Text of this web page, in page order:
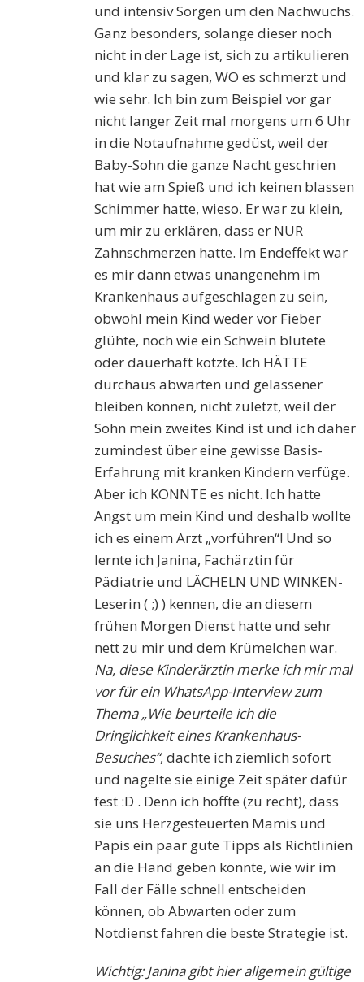
und intensiv Sorgen um den Nachwuchs.
Ganz besonders, solange dieser noch
nicht in der Lage ist, sich zu artikulieren
und klar zu sagen, WO es schmerzt und
wie sehr. Ich bin zum Beispiel vor gar
nicht langer Zeit mal morgens um 6 Uhr
in die Notaufnahme gedüst, weil der
Baby-Sohn die ganze Nacht geschrien
hat wie am Spieß und ich keinen blassen
Schimmer hatte, wieso. Er war zu klein,
um mir zu erklären, dass er NUR
Zahnschmerzen hatte. Im Endeffekt war
es mir dann etwas unangenehm im
Krankenhaus aufgeschlagen zu sein,
obwohl mein Kind weder vor Fieber
glühte, noch wie ein Schwein blutete
oder dauerhaft kotzte. Ich HÄTTE
durchaus abwarten und gelassener
bleiben können, nicht zuletzt, weil der
Sohn mein zweites Kind ist und ich daher
zumindest über eine gewisse Basis-
Erfahrung mit kranken Kindern verfüge.
Aber ich KONNTE es nicht. Ich hatte
Angst um mein Kind und deshalb wollte
ich es einem Arzt „vorführen“! Und so
lernte ich Janina, Fachärztin für
Pädiatrie und LÄCHELN UND WINKEN-
Leserin ( ;) ) kennen, die an diesem
frühen Morgen Dienst hatte und sehr
nett zu mir und dem Krümelchen war.
Na, diese Kinderärztin merke ich mir mal
vor für ein WhatsApp-Interview zum
Thema „Wie beurteile ich die
Dringlichkeit eines Krankenhaus-
Besuches“, dachte ich ziemlich sofort
und nagelte sie einige Zeit später dafür
fest :D . Denn ich hoffte (zu recht), dass
sie uns Herzgesteuerten Mamis und
Papis ein paar gute Tipps als Richtlinien
an die Hand geben könnte, wie wir im
Fall der Fälle schnell entscheiden
können, ob Abwarten oder zum
Notdienst fahren die beste Strategie ist.
Wichtig: Janina gibt hier allgemein gültige